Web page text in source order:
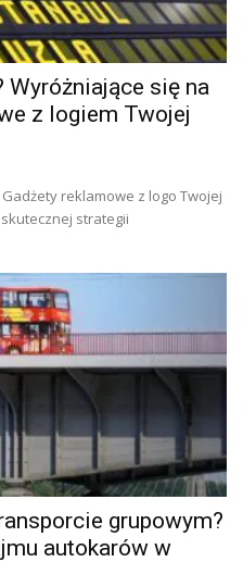
się na
z logiem Twojej
reklamowe z logo Twojej
strategii
grupowym?
autokarów w